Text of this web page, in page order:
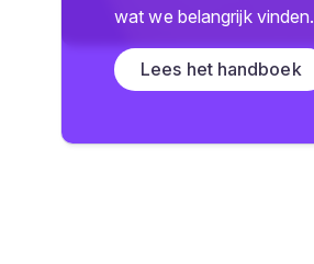
wat we belangrijk vinden.
Lees het handboek